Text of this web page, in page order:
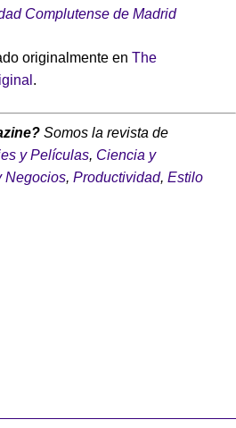
Complutense de Madrid
originalmente en The
.
Somos la revista de
y Películas, Ciencia y
Negocios, Productividad, Estilo